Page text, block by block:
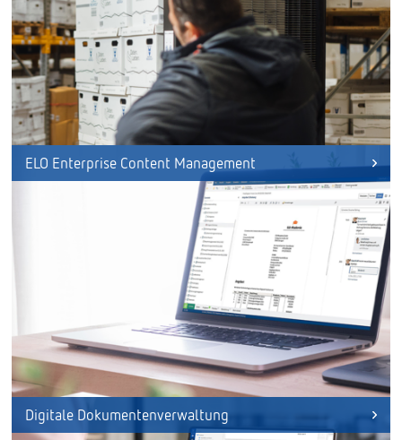
ELO Enterprise Content Management
Digitale Dokumentenverwaltung